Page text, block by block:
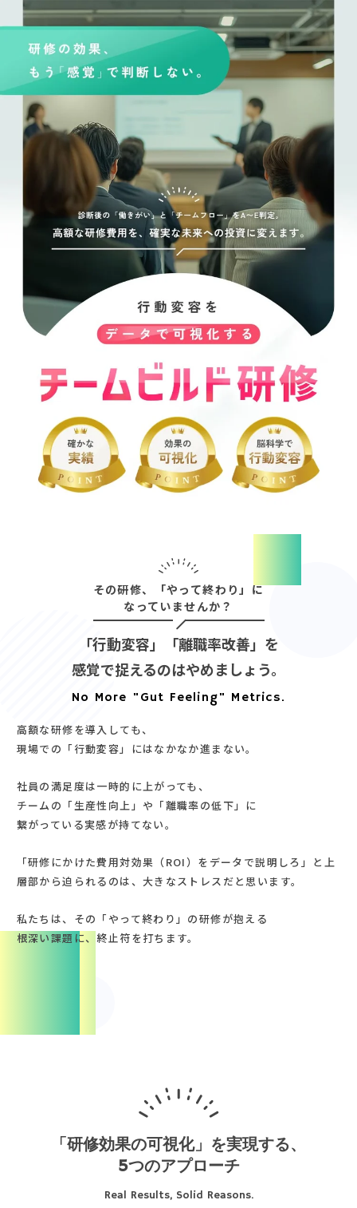
その研修、「やって終わり」に
なっていませんか？
「行動変容」「離職率改善」を
感覚で捉えるのはやめましょう。
No More "Gut Feeling" Metrics.
高額な研修を導入しても、
現場での「行動変容」にはなかなか進まない。
社員の満足度は一時的に上がっても、
チームの「生産性向上」や「離職率の低下」に
繋がっている実感が持てない。
「研修にかけた費用対効果（ROI）をデータで説明しろ」と上
層部から迫られるのは、大きなストレスだと思います。
私たちは、その「やって終わり」の研修が抱える
根深い課題に、終止符を打ちます。
「研修効果の可視化」を実現する、
5つのアプローチ
Real Results, Solid Reasons.